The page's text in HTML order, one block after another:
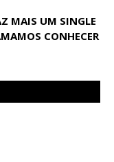
MAIS UM SINGLE
CONHECER